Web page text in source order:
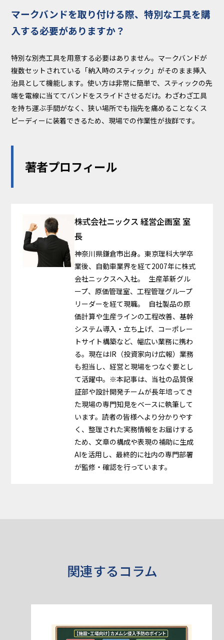
マークバンドを取り付ける際、特別な工具を購
入する必要がありますか？
特別な別売工具を用意する必要はありません。マークバンドが
複数セットされている「納入時のスティック」がそのまま挿入
治具として機能します。使い方は非常に簡単で、スティックの先
端を電線に当ててバンドをスライドさせるだけ。わざわざ工具
を持ち運ぶ手間がなく、狭い場所でも指先を痛めることなくス
ピーディーに装着できるため、現場での作業性が抜群です。
著者プロフィール
株式会社ニックス 経営企画室 室
長
神奈川県鎌倉市出身。東京理科大学卒
業後、自動車業界を経て2007年に株式
会社ニックスへ入社。 生産革新グル
ープ、原価管理室、工程管理グループ
リーダーを経て現職。 自社製品の原
価計算や生産ラインの工程改善、基幹
システム導入・立ち上げ、コーポレー
トサイト構築など、幅広い業務に携わ
る。現在はIR（投資家向け広報）業務
も担当し、経営と現場をつなぐ要とし
て活躍中。※本記事は、当社の品質保
証部や設計開発チームが長年培ってき
た現場の専門知見をベースに執筆して
います。読者の皆様へより分かりやす
く、整理された実務情報をお届けする
ため、文章の構成や表現の補助に生成
AIを活用し、最終的に社内の専門部署
が監修・確認を行っています。
関連するコラム